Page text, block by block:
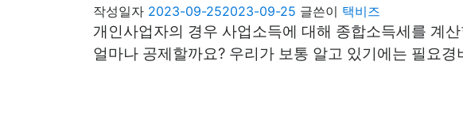
작성일자 2023-09-252023-09-25 글쓴이 택비즈
개인사업자의 경우 사업소득에 대해 종합소득세를 계
얼마나 공제할까요? 우리가 보통 알고 있기에는 필요